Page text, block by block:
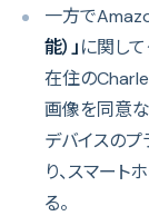
一方で
能）」に関し
在住の
画像を同意な
デバイスの
り、スマー
る。